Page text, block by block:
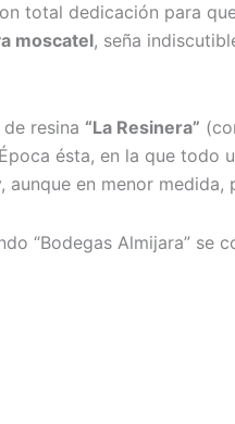
total dedicación para
moscatel, seña
resina “La Resinera”
ésta, en la que todo
aunque en menor medida,
“Bodegas Almijara” se